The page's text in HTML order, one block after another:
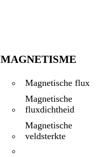
MAGNETISME
Magnetische flux
Magnetische
fluxdichtheid
Magnetische
veldsterkte